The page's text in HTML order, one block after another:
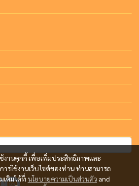
งานคุกกี้ เพื่อเพิ่มประสิทธิภาพและ
รใช้งานเว็บไซต์ของท่าน ท่านสามารถ
เติมได้ที่ นโยบายความเป็นส่วนตัว and